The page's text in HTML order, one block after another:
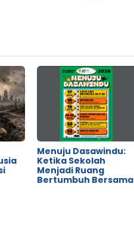
Menuju Dasawindu:
Ketika Sekolah
Menjadi Ruang
Bertumbuh Bersama